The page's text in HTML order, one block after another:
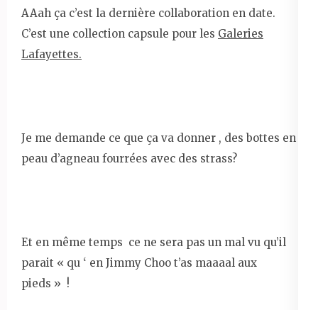
AAah ça c’est la dernière collaboration en date.
C’est une collection capsule pour les Galeries
Lafayettes.
Je me demande ce que ça va donner , des bottes en
peau d’agneau fourrées avec des strass?
Et en même temps ce ne sera pas un mal vu qu’il
parait « qu ‘ en Jimmy Choo t’as maaaal aux
pieds » !